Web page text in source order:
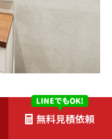
取り替えで生活
無料見積依頼